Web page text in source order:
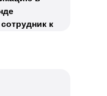
к